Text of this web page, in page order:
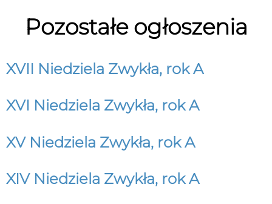
Pozostałe ogłoszenia
XVII Niedziela Zwykła, rok A
XVI Niedziela Zwykła, rok A
XV Niedziela Zwykła, rok A
XIV Niedziela Zwykła, rok A